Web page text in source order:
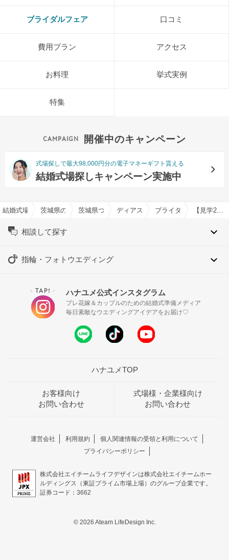
ブライダルフェア 口コミ
費用プラン アクセス
お料理 挙式実例
特集
開催中のキャンペーン
式場探しで最大98,000円分の電子マネーギフト貰える
結婚式場探しキャンペーン実施中
結婚式場を探すならハナユメ
茨城県の結婚式場一覧茨城県つくば市の結婚式場一覧
ディアステージつくば フォレストテ
ブライダルフェア一覧【見学2件目以上の方】豪華試食付き！《会場選び&見積もり》徹底比較のお悩み相談会
相談して探す
指輪・フォトウエディング
＼ TAP! ／ ハナユメ公式インスタグラム
プレ花嫁＆カップルのための結婚式準備メディア
毎日素敵なウエディングアイデアをお届け♡
ハナユメTOP
お客様向け
お問い合わせ
式場様・企業様向け
お問い合わせ
運営会社 利用規約
個人関連情報の受領と利用について
プライバシーポリシー
株式会社エイチームライフデザインは株式会社エイチームホー
ルディングス（東証プライム市場上場）のグループ企業です。
証券コード：3662
© 2026 Ateam LifeDesign Inc.